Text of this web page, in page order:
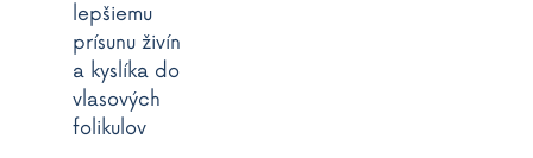
lepšiemu
prísunu živín
a kyslíka do
vlasových
folikulov